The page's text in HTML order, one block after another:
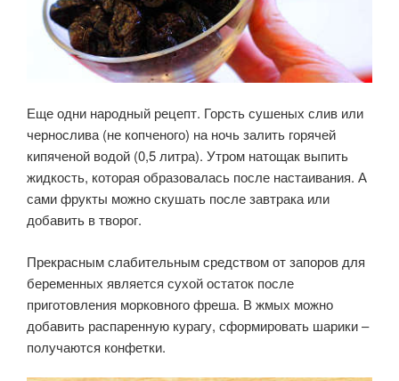
Еще одни народный рецепт. Горсть сушеных слив или
чернослива (не копченого) на ночь залить горячей
кипяченой водой (0,5 литра). Утром натощак выпить
жидкость, которая образовалась после настаивания. А
сами фрукты можно скушать после завтрака или
добавить в творог.
Прекрасным слабительным средством от запоров для
беременных является сухой остаток после
приготовления морковного фреша. В жмых можно
добавить распаренную курагу, сформировать шарики –
получаются конфетки.